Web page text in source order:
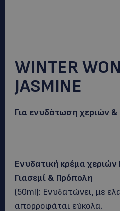
WINTER
JASMINE
Για ενυδάτωση χεριών &
Ενυδατική κρέμα
Γιασεμί & Πρόπολη
(50ml): Ενυδατώνει, με
απορροφάται εύκολα.